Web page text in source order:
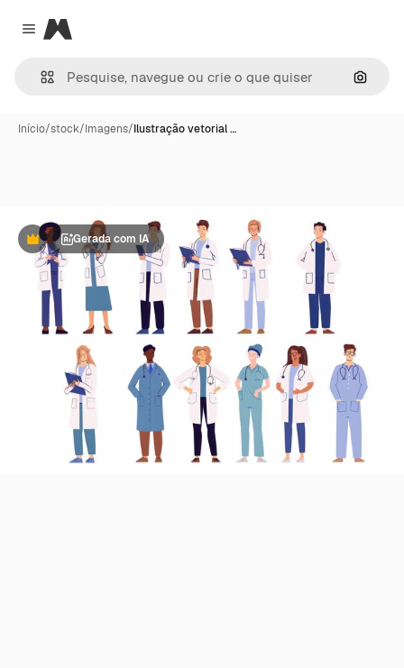
Close menu
Magnific
Início/stock/Imagens/Ilustração vetorial …
PremiumGerada com IA